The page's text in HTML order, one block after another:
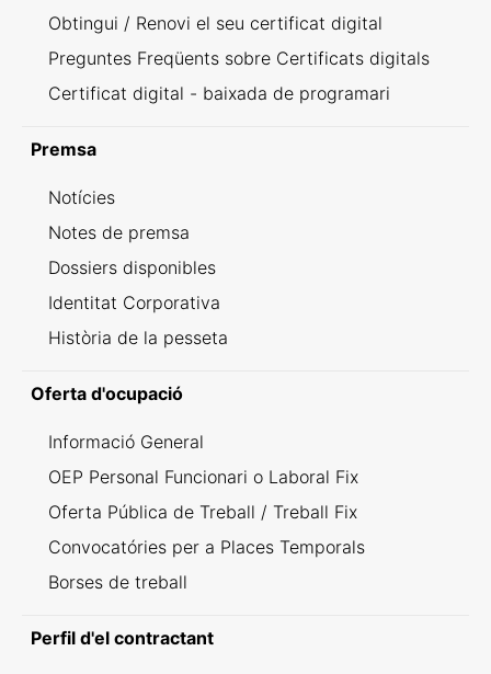
Obtingui / Renovi el seu certificat digital
Preguntes Freqüents sobre Certificats digitals
Certificat digital - baixada de programari
Premsa
Notícies
Notes de premsa
Dossiers disponibles
Identitat Corporativa
Història de la pesseta
Oferta d'ocupació
Informació General
OEP Personal Funcionari o Laboral Fix
Oferta Pública de Treball / Treball Fix
Convocatóries per a Places Temporals
Borses de treball
Perfil d'el contractant